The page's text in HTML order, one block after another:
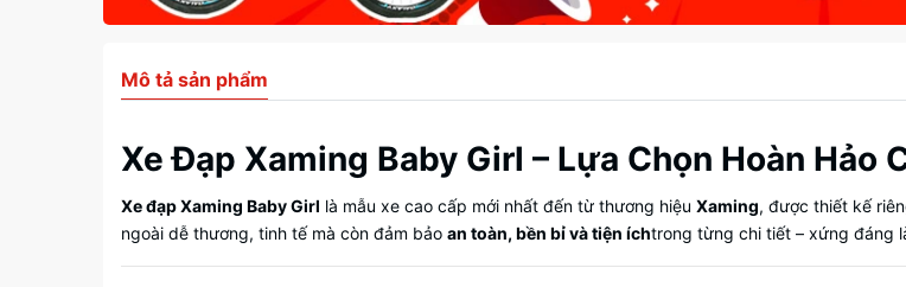
Mô tả sản phẩm
Xe Đạp Xaming Baby Girl – Lựa Chọn Hoàn Hảo
Xe đạp Xaming Baby Girl là mẫu xe cao cấp mới nhất đến từ thương hiệu Xaming, được thiết kế
ngoài dễ thương, tinh tế mà còn đảm bảo an toàn, bền bỉ và tiện íchtrong từng chi tiết – xứng đáng